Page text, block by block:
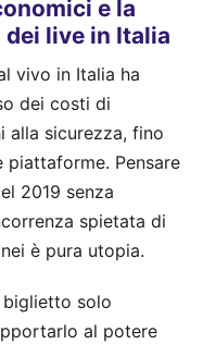
e la
live in Italia
vivo in Italia ha
dei costi di
alla sicurezza, fino
Pensare
2019 senza
spietata di
è pura utopia.
solo
al potere